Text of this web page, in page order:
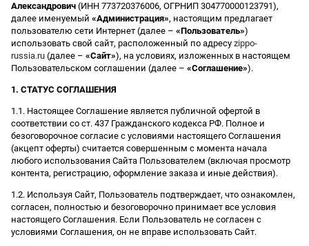
Александрович (ИНН 773720376006, ОГРНИП 304770000123791),
далее именуемый «Администрация», настоящим предлагает
пользователю сети Интернет (далее – «Пользователь»)
использовать свой сайт, расположенный по адресу zippo-
russia.ru (далее – «Сайт»), на условиях, изложенных в настоящем
Пользовательском соглашении (далее – «Соглашение»).
1. СТАТУС СОГЛАШЕНИЯ
1.1. Настоящее Соглашение является публичной офертой в
соответствии со ст. 437 Гражданского кодекса РФ. Полное и
безоговорочное согласие с условиями настоящего Соглашения
(акцепт оферты) считается совершенным с момента начала
любого использования Сайта Пользователем (включая просмотр
контента, регистрацию, оформление заказа и иные действия).
1.2. Используя Сайт, Пользователь подтверждает, что ознакомлен,
согласен, полностью и безоговорочно принимает все условия
настоящего Соглашения. Если Пользователь не согласен с
условиями Соглашения, он не вправе использовать Сайт.